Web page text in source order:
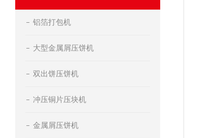
铝箔打包机
大型金属屑压饼机
双出饼压饼机
冲压铜片压块机
金属屑压饼机